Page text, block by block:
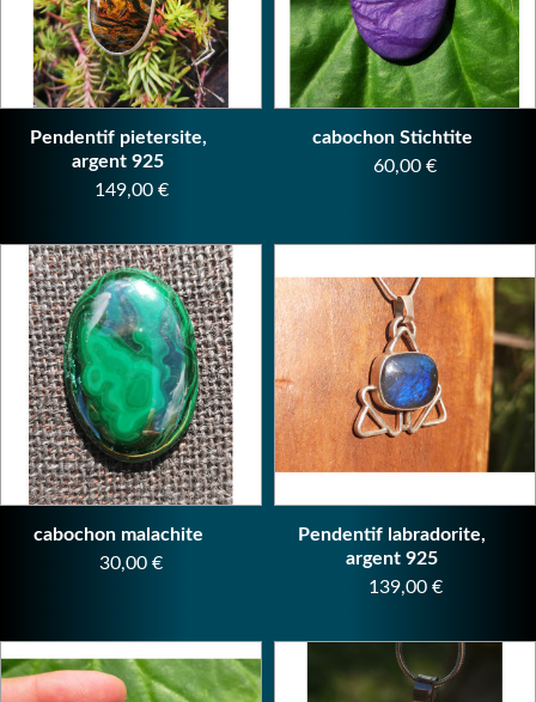
Pendentif pietersite,
argent 925
Prix
149,00 €
cabochon Stichtite
Prix
60,00 €
cabochon malachite
Prix
30,00 €
Pendentif labradorite,
argent 925
Prix
139,00 €